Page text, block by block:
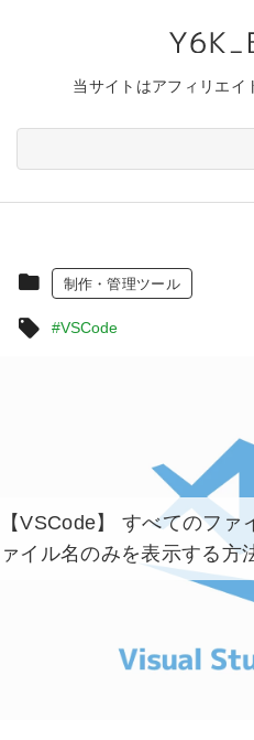
当サイトはアフィリエイ
制作・管理ツール
#VSCode
【VSCode】 すべてのフ
ァイル名のみを表示する方